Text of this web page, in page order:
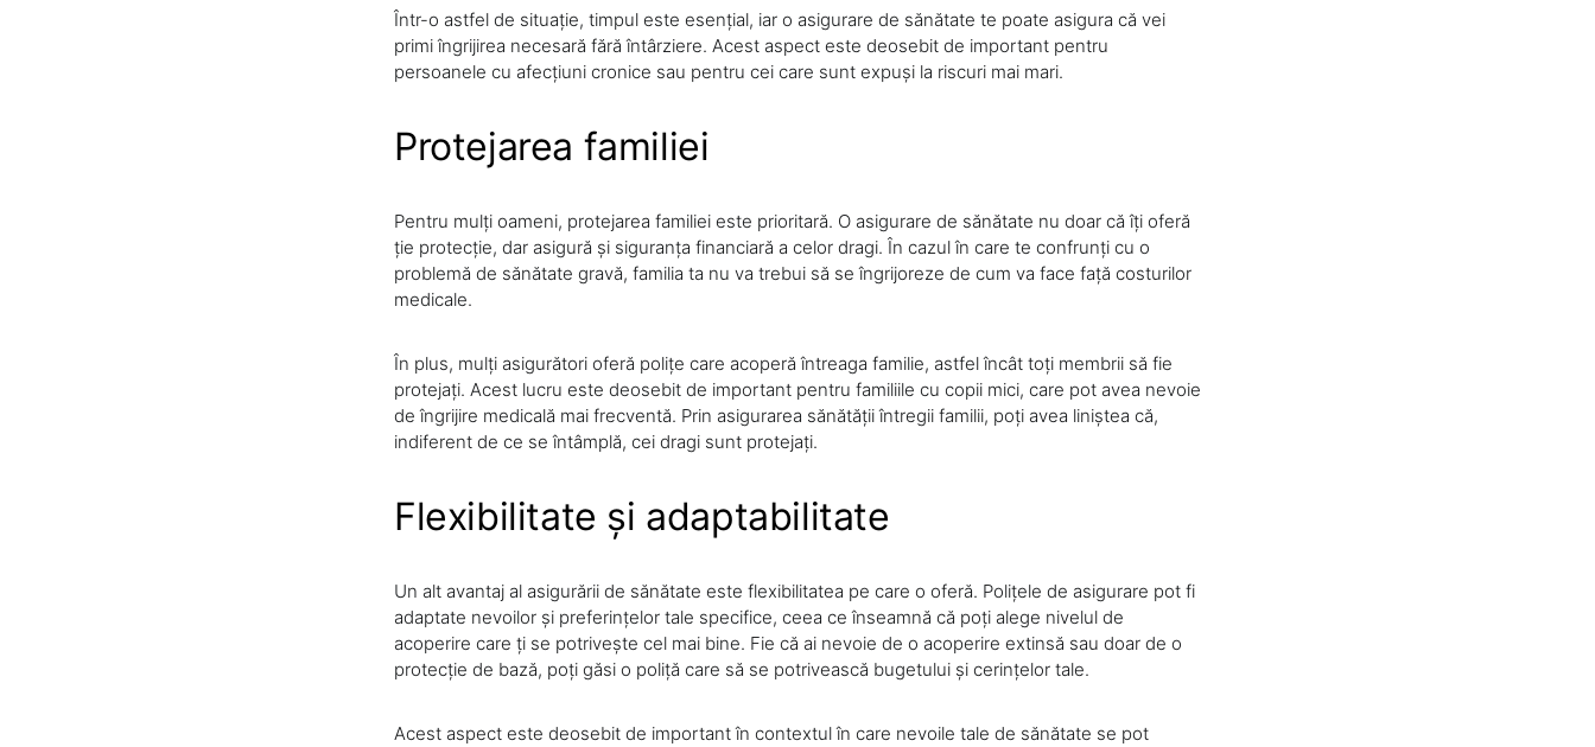
Într-o astfel de situație, timpul este esențial, iar o asigurare de sănătate te poate asigura că vei
primi îngrijirea necesară fără întârziere. Acest aspect este deosebit de important pentru
persoanele cu afecțiuni cronice sau pentru cei care sunt expuși la riscuri mai mari.
Protejarea familiei
Pentru mulți oameni, protejarea familiei este prioritară. O asigurare de sănătate nu doar că îți oferă
ție protecție, dar asigură și siguranța financiară a celor dragi. În cazul în care te confrunți cu o
problemă de sănătate gravă, familia ta nu va trebui să se îngrijoreze de cum va face față costurilor
medicale.
În plus, mulți asigurători oferă polițe care acoperă întreaga familie, astfel încât toți membrii să fie
protejați. Acest lucru este deosebit de important pentru familiile cu copii mici, care pot avea nevoie
de îngrijire medicală mai frecventă. Prin asigurarea sănătății întregii familii, poți avea liniștea că,
indiferent de ce se întâmplă, cei dragi sunt protejați.
Flexibilitate și adaptabilitate
Un alt avantaj al asigurării de sănătate este flexibilitatea pe care o oferă. Polițele de asigurare pot fi
adaptate nevoilor și preferințelor tale specifice, ceea ce înseamnă că poți alege nivelul de
acoperire care ți se potrivește cel mai bine. Fie că ai nevoie de o acoperire extinsă sau doar de o
protecție de bază, poți găsi o poliță care să se potrivească bugetului și cerințelor tale.
Acest aspect este deosebit de important în contextul în care nevoile tale de sănătate se pot